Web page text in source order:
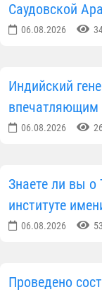
Саудовской
06.08.2026
Индийский
впечатляющим
06.08.2026
Знаете ли вы
институте
06.08.2026
Проведено